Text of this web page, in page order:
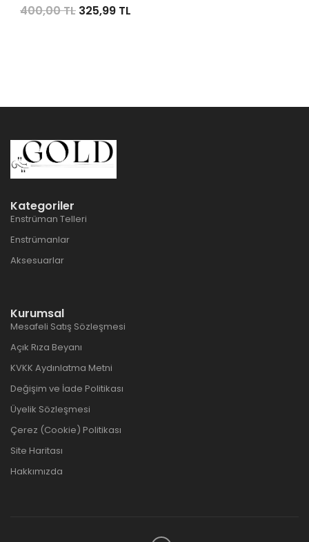
400,00 TL 325,99 TL
Kategoriler
Enstrüman Telleri
Enstrümanlar
Aksesuarlar
Kurumsal
Mesafeli Satış Sözleşmesi
Açık Rıza Beyanı
KVKK Aydınlatma Metni
Değişim ve İade Politikası
Üyelik Sözleşmesi
Çerez (Cookie) Politikası
Site Haritası
Hakkımızda